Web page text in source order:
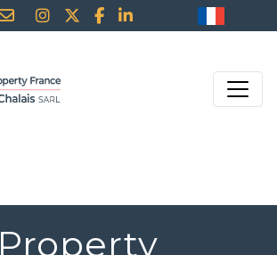
Property